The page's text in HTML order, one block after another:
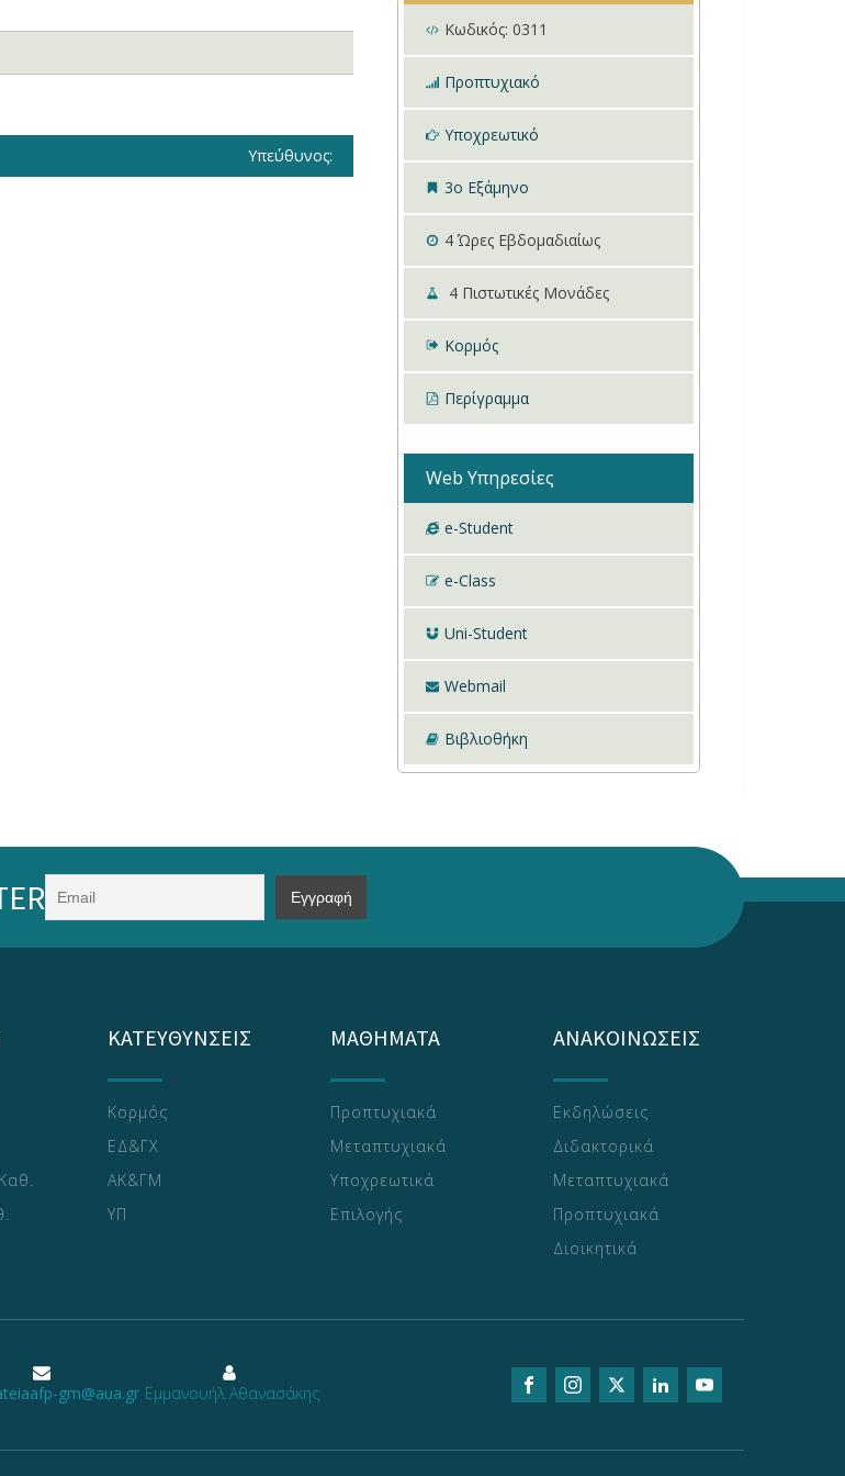
Υπεύθυνος:
Κωδικός: 0311
Προπτυχιακό
Υποχρεωτικό
3ο Εξάμηνο
4Ώρες Εβδομαδιαίως
4Πιστωτικές Μονάδες
Κορμός
Περίγραμμα
Web Υπηρεσίες
e-Student
e-Class
Uni-Student
Webmail
Βιβλιοθήκη
ΚΑΤΕΥΘΥΝΣΕΙΣ
Κορμός
ΕΔ&ΓΧ
ΑΚ&ΓΜ
ΥΠ
ΜΑΘΗΜΑΤΑ
Προπτυχιακά
Μεταπτυχιακά
Υποχρεωτικά
Επιλογής
ΑΝΑΚΟΙΝΩΣΕΙΣ
Εκδηλώσεις
Διδακτορικά
Μεταπτυχιακά
Προπτυχιακά
Διοικητικά
gm@aua.gr Εμμανουήλ Αθανασάκης